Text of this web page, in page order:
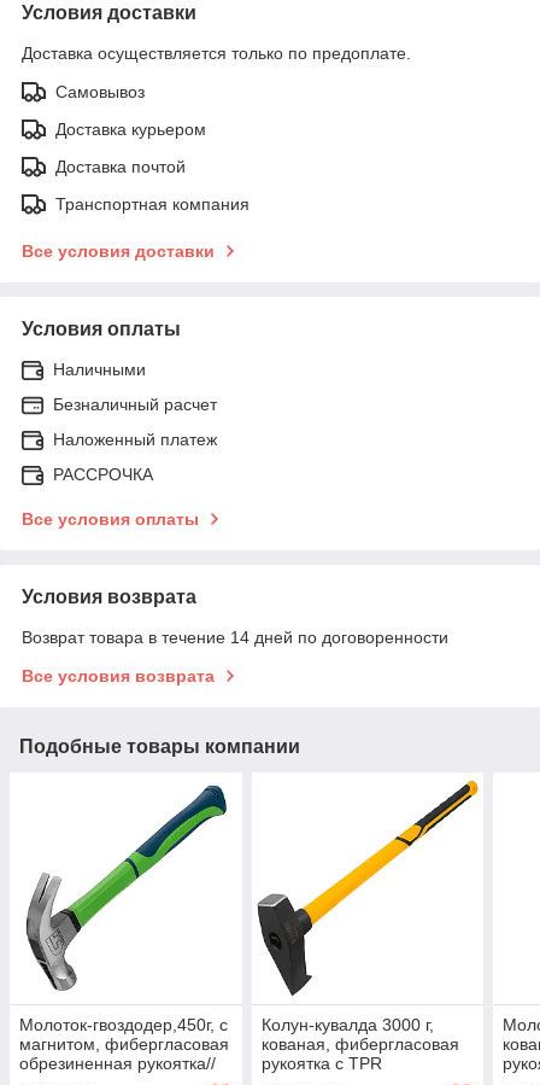
Условия доставки
Доставка осуществляется только по предоплате.
Самовывоз
Доставка курьером
Доставка почтой
Транспортная компания
Все условия доставки
Условия оплаты
Наличными
Безналичный расчет
Наложенный платеж
РАССРОЧКА
Все условия оплаты
Условия возврата
Возврат товара в течение 14 дней по договоренности
Все условия возврата
Подобные товары компании
Молоток-гвоздодер,450г, с
магнитом, фибергласовая
обрезиненная рукоятка//
Колун-кувалда 3000 г,
кованая, фибергласовая
рукоятка c TPR